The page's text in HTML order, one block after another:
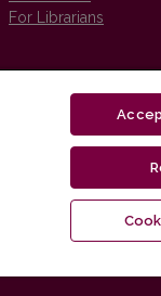
For Librarians
Vilnius University
distributed by